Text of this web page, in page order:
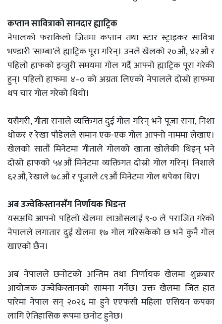
कप्तान सावित्राको सानदार ह्याट्रिक
नेपालको फराकिलो जितमा कप्तान तथा स्टार स्ट्राइकर सावित्रा
भण्डारी 'साम्बा'ले ह्याट्रिक पूरा गरिन्। उनले खेलको २०औं, ४२औं र
पहिलो हाफको इन्जुरी समयमा गोल गर्दै आफ्नो ह्याट्रिक पूरा गरेकी
हुन्। पहिलो हाफमा ४–० को अग्रता लिएको नेपालले दोस्रो हाफमा
थप चार गोल गरेको थियो।
यसैगरी, गीता रानाले व्यक्तिगत दुई गोल गरिन् भने पूजा राना, निशा
थोकर र रेखा पौडेलले समान एक-एक गोल आफ्नो नाममा लेखाए।
खेलको सातौं मिनेटमा गीताले गोलको खाता खोलेकी थिइन् भने
दोस्रो हाफको ५४औं मिनेटमा व्यक्तिगत दोस्रो गोल गरिन्। निशाले
६२औं, रेखाले ७८औं र पूजाले ८९औं मिनेटमा गोल थपेका थिए।
अब उज्वेकिस्तानसँग निर्णायक भिडन्त
यसअघि आफ्नो पहिलो खेलमा लाओसलाई ९-० ले पराजित गरेको
नेपालले लगातार दुई खेलमा १७ गोल गरिसकेको छ भने कुनै गोल
खाएको छैन।
अब नेपालले छनोटको अन्तिम तथा निर्णायक खेलमा शुक्रबार
आयोजक उज्वेकिस्तानको सामना गर्नेछ। उक्त खेलमा जित हात
पारेमा नेपाल सन् २०२६ मा हुने एएफसी महिला एसियन कपका
लागि ऐतिहासिक रूपमा छनोट हुनेछ।